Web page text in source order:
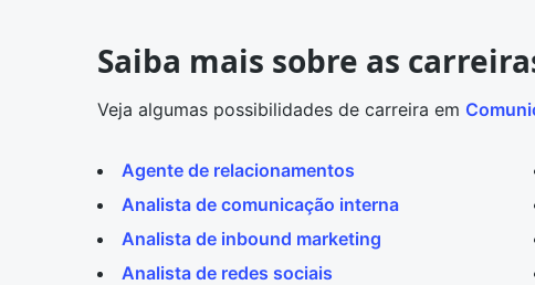
Saiba mais sobre as
Veja algumas possibilidades de carreira em
Agente de relacionamentos
Analista de comunicação interna
Analista de inbound marketing
Analista de redes sociais